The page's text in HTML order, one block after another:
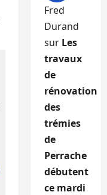
Fred
Durand
sur Les
travaux
de
rénovation
des
trémies
de
Perrache
débutent
ce mardi